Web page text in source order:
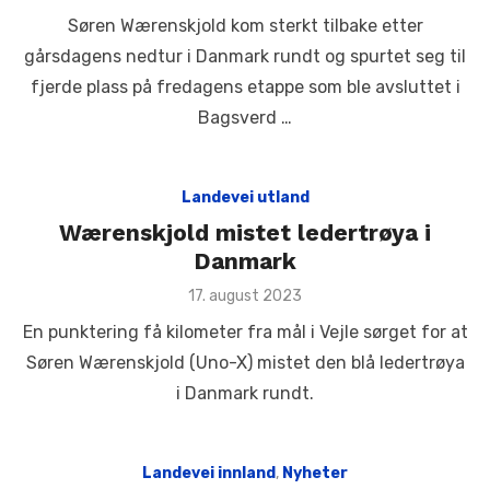
Søren Wærenskjold kom sterkt tilbake etter
gårsdagens nedtur i Danmark rundt og spurtet seg til
fjerde plass på fredagens etappe som ble avsluttet i
Bagsverd …
Landevei utland
Wærenskjold mistet ledertrøya i
Danmark
Posted
17. august 2023
En punktering få kilometer fra mål i Vejle sørget for at
Søren Wærenskjold (Uno-X) mistet den blå ledertrøya
i Danmark rundt.
Landevei innland, Nyheter